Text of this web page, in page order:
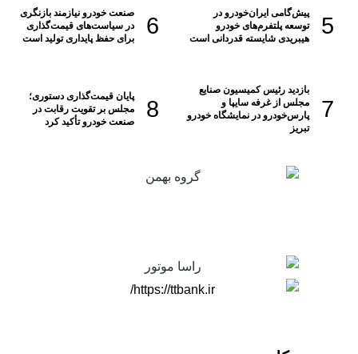
پیش‌گامی ایران‌خودرو در
توسعه پلتفرم‌های خودرو
هیبریدی شایسته قدردانی است
صنعت خودرو نیازمند بازنگری
در سیاست‌های قیمت‌گذاری
برای حفظ پایداری تولید است
بازدید رئیس کمیسیون صنایع
مجلس از غرفه سایپا و
پارس‌خودرو در نمایشگاه خودرو
تبریز
پایان قیمت‌گذاری دستوری؛
مجلس بر تقویت رقابت در
صنعت خودرو تأکید کرد